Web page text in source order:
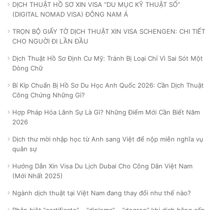
DỊCH THUẬT HỒ SƠ XIN VISA “DU MỤC KỸ THUẬT SỐ”
(DIGITAL NOMAD VISA) ĐÔNG NAM Á
TRỌN BỘ GIẤY TỜ DỊCH THUẬT XIN VISA SCHENGEN: CHI TIẾT
CHO NGUỜI ĐI LẦN ĐẦU
Dịch Thuật Hồ Sơ Định Cư Mỹ: Tránh Bị Loại Chỉ Vì Sai Sót Một
Dòng Chữ
Bí Kíp Chuẩn Bị Hồ Sơ Du Học Anh Quốc 2026: Cần Dịch Thuật
Công Chứng Những Gì?
Hợp Pháp Hóa Lãnh Sự Là Gì? Những Điểm Mới Cần Biết Năm
2026
Dịch thư mời nhập học từ Anh sang Việt để nộp miễn nghĩa vụ
quân sự
Hướng Dẫn Xin Visa Du Lịch Dubai Cho Công Dân Việt Nam
(Mới Nhất 2025)
Ngành dịch thuật tại Việt Nam đang thay đổi như thế nào?